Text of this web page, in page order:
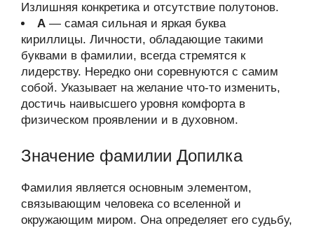
Излишняя конкретика и отсутствие полутонов.
А — самая сильная и яркая буква
кириллицы. Личности, обладающие такими
буквами в фамилии, всегда стремятся к
лидерству. Нередко они соревнуются с самим
собой. Указывает на желание что-то изменить,
достичь наивысшего уровня комфорта в
физическом проявлении и в духовном.
Значение фамилии Допилка
Фамилия является основным элементом,
связывающим человека со вселенной и
окружающим миром. Она определяет его судьбу,